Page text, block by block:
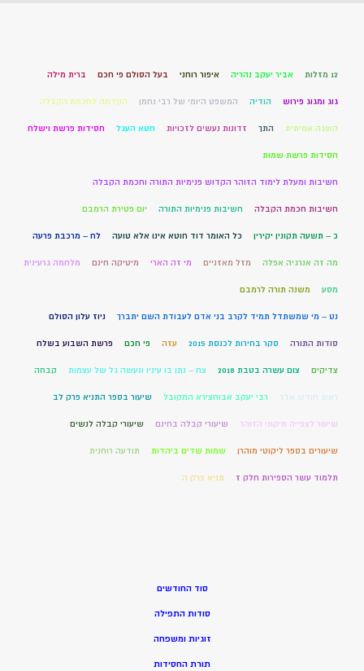
12 מזלות אביר יעקב נהריה איפור רוחני בעל הסולם פי חכם ברית מילה
גוג ומגוג פירוש הודיה המשפט היומי של רבי נחמן הקדמה לחכמת הקבלה
השגה אמיתית התך זדונות נעשים לזכויות חטא העגל חסידות פרשת וישלח
חסידות פרשת שמות
חשיבות ומעלת לימוד הזוהר הקדוש פנימיות התורה וחכמת הקבלה
חשיבות חכמת הקבלה חשיבות פנימיות התורה יום פטירת הרמבם
כ – תשעה תקונין יקירין כל האומר דוד חוטא אינו אלא טועה לח – מרכבת פרעה
מה זה אנרגיה אפלה מזל מאזניים מי זה הארי מיטיקה חינם מלחמה גרעינית
מסע משנה תורה לרמבם
נט – מי שמשתדל תמיד לקרב בני אדם לעבודת השם יתברך ניוז עלון הסולם
סודות התורה סקר בחירות לכנסת 2015 עזה פי חכם פרשת השבוע בשלח
צדיקים צום עשרה בטבת 2018 צח – נתן בו עיניו ונעשה גל של עצמות קבחה
ראש חודש אדר רבי יעקב אבוחצירא המקובל שיעור בספר התניא פרק לב
שיעור לצפייה תיקוני הזוהר שיעורי קבלה בחינם שיעורי קבלה לנשים
שיעורים בספר ליקוטי מוהרן שמות שדים ביהדות תודעה רוחנית
תלמוד עשר הספירות חלק ז תניא פרק ה
סוד החודשים
סודות התפילה
זוגיות ומשפחה
תורת החסידות